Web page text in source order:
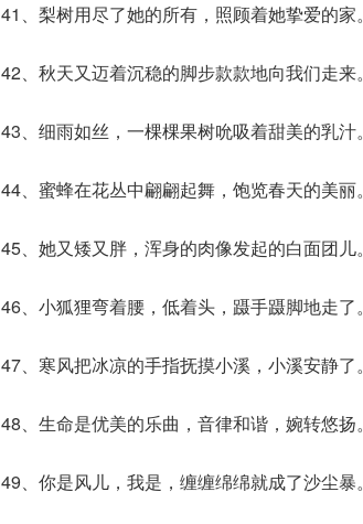
41、梨树用尽了她的所有，照顾着她挚爱的家。
42、秋天又迈着沉稳的脚步款款地向我们走来。
43、细雨如丝，一棵棵果树吮吸着甜美的乳汁。
44、蜜蜂在花丛中翩翩起舞，饱览春天的美丽。
45、她又矮又胖，浑身的肉像发起的白面团儿。
46、小狐狸弯着腰，低着头，蹑手蹑脚地走了。
47、寒风把冰凉的手指抚摸小溪，小溪安静了。
48、生命是优美的乐曲，音律和谐，婉转悠扬。
49、你是风儿，我是，缠缠绵绵就成了沙尘暴。